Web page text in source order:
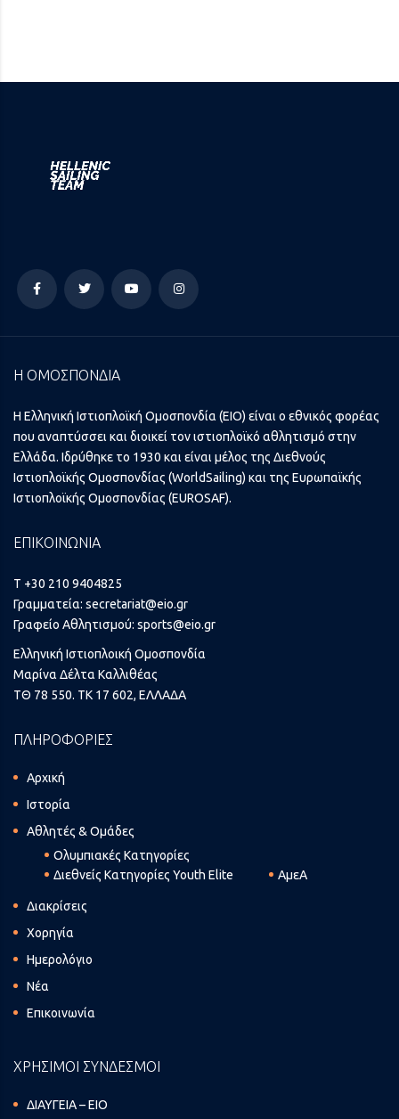
Η ΟΜΟΣΠΟΝΔΙΑ
Η Ελληνική Ιστιοπλοϊκή Ομοσπονδία (ΕΙΟ) είναι ο εθνικός φορέας
που αναπτύσσει και διοικεί τον ιστιοπλοϊκό αθλητισμό στην
Ελλάδα. Ιδρύθηκε το 1930 και είναι μέλος της Διεθνούς
Ιστιοπλοϊκής Ομοσπονδίας (WorldSailing) και της Ευρωπαϊκής
Ιστιοπλοϊκής Ομοσπονδίας (EUROSAF).
ΕΠΙΚΟΙΝΩΝΙΑ
T +30 210 9404825
Γραμματεία: secretariat@eio.gr
Γραφείο Αθλητισμού: sports@eio.gr
Ελληνική Ιστιοπλοική Ομοσπονδία
Μαρίνα Δέλτα Καλλιθέας
ΤΘ 78 550. ΤΚ 17 602, ΕΛΛΑΔΑ
ΠΛΗΡΟΦΟΡΙΕΣ
Αρχική
Ιστορία
Αθλητές & Ομάδες
Ολυμπιακές Κατηγορίες
Διεθνείς Κατηγορίες Youth Elite
ΑμεΑ
Διακρίσεις
Χορηγία
Ημερολόγιο
Νέα
Επικοινωνία
ΧΡΗΣΙΜΟΙ ΣΥΝΔΕΣΜΟΙ
ΔΙΑΥΓΕΙΑ – ΕΙΟ